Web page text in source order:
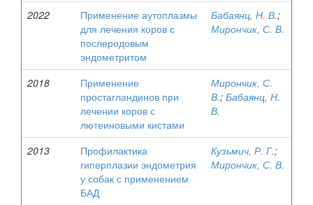
2022
Применение аутоплазмы
для лечения коров с
послеродовым
эндометритом
Бабаянц, Н. В.;
Мирончик, С. В.
2018
Применение
простагландинов при
лечении коров с
лютеиновыми кистами
Мирончик, С.
В.; Бабаянц, Н.
В.
2013
Профилактика
гиперплазии эндометрия
у собак с применением
БАД
Кузьмич, Р. Г.;
Мирончик, С. В.